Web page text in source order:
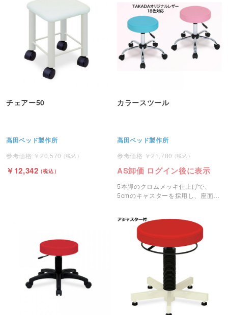
チェアー50
高田ベッド製作所
20,570
12,342
カラースツール
高田ベッド製作所
21,780
AS卸価 ログイン後に表示
5本脚のクロムメッキ仕上げで、
5cmのキャスターを採用し、座面は
るスツールです。